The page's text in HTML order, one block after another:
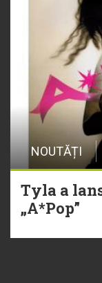
NOUTĂȚI
Tyla a
„A*Pop”